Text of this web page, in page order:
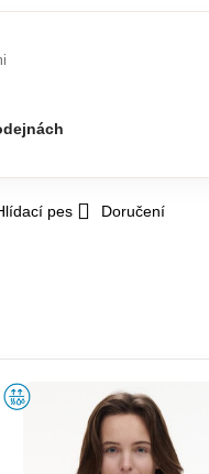
pes Doručení